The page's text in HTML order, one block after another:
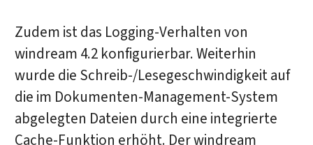
Zudem ist das Logging-Verhalten von
windream 4.2 konfigurierbar. Weiterhin
wurde die Schreib-/Lesegeschwindigkeit auf
die im Dokumenten-Management-System
abgelegten Dateien durch eine integrierte
Cache-Funktion erhöht. Der windream